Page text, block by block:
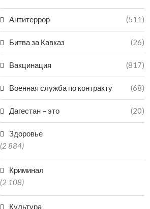
Антитеррор (511)
Битва за Кавказ (26)
Вакцинация (817)
Военная служба по контракту (68)
Дагестан – это (20)
Здоровье
(2 884)
Криминал
(2 108)
Культура